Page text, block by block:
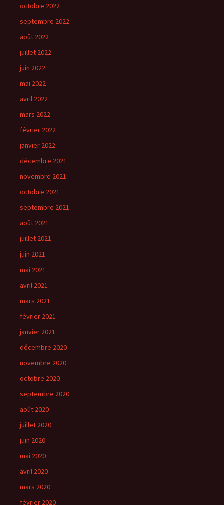
octobre 2022
septembre 2022
août 2022
juillet 2022
juin 2022
mai 2022
avril 2022
mars 2022
février 2022
janvier 2022
décembre 2021
novembre 2021
octobre 2021
septembre 2021
août 2021
juillet 2021
juin 2021
mai 2021
avril 2021
mars 2021
février 2021
janvier 2021
décembre 2020
novembre 2020
octobre 2020
septembre 2020
août 2020
juillet 2020
juin 2020
mai 2020
avril 2020
mars 2020
février 2020